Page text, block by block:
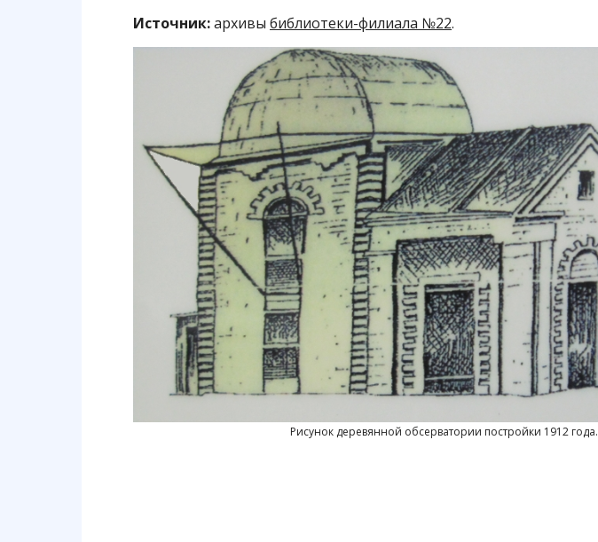
Источник:архивы библиотеки-филиала №22.
Рисунок деревянной обсерватории постройки 1912 года.